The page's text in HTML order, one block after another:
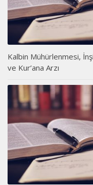
Kalbin Mühürlenmesi,
ve Kur’ana Arzı